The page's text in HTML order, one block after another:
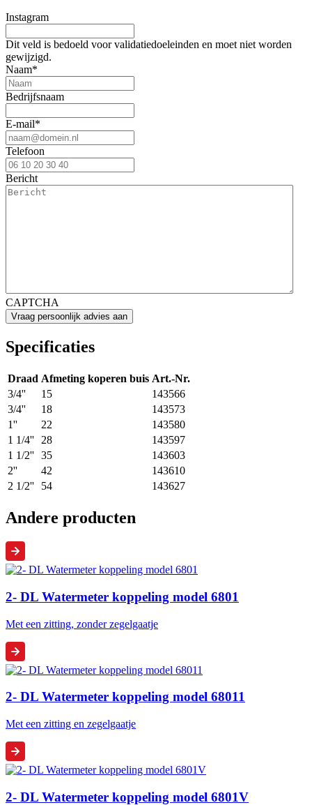
Instagram
Dit veld is bedoeld voor validatiedoeleinden en moet niet worden
gewijzigd.
Naam*
Bedrijfsnaam
E-mail*
Telefoon
Bericht
CAPTCHA
Specificaties
Draad Afmeting koperen buis Art.-Nr.
3/4''
15
143566
3/4''
18
143573
1''
22
143580
1 1/4''
28
143597
1 1/2'' 35
143603
2''
42
143610
2 1/2''
54 143627
Andere producten
2- DL Watermeter koppeling model 6801
Met een zitting, zonder zegelgaatje
2- DL Watermeter koppeling model 68011
Met een zitting en zegelgaatje
2- DL Watermeter koppeling model 6801V